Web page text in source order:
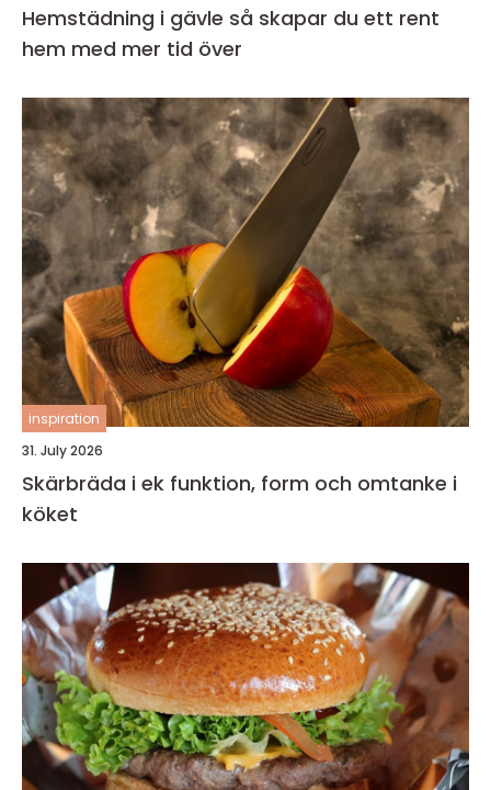
Hemstädning i gävle så skapar du ett rent
hem med mer tid över
inspiration
31. July 2026
Skärbräda i ek funktion, form och omtanke i
köket